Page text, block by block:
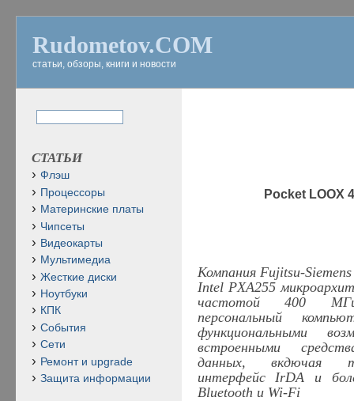
Rudometov.COM
статьи, обзоры, книги и новости
Pocket LOOX
Компания Fujitsu-
Intel PXA255
частотой 400
персональный
функциональными
встроенными
данных, вкдючая
интерфейсIrDA и
Bluetooth и Wi-Fi
СТАТЬИ
Флэш
Процессоры
Материнские платы
Чипсеты
Видеокарты
Мультимедиа
Жесткие диски
Ноутбуки
КПК
События
Сети
Ремонт и upgrade
Защита информации